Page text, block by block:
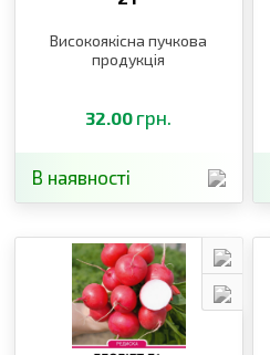
Високоякісна пучкова
продукція
32.00 грн.
В наявності